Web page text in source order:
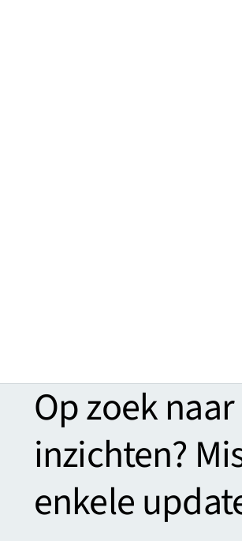
Op zoek
inzichten?
enkele